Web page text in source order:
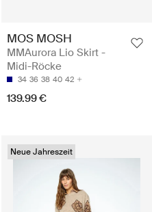
MOS MOSH
MMAurora Lio Skirt -
Midi-Röcke
34 36 38 40 42
139.99 €
Neue Jahreszeit